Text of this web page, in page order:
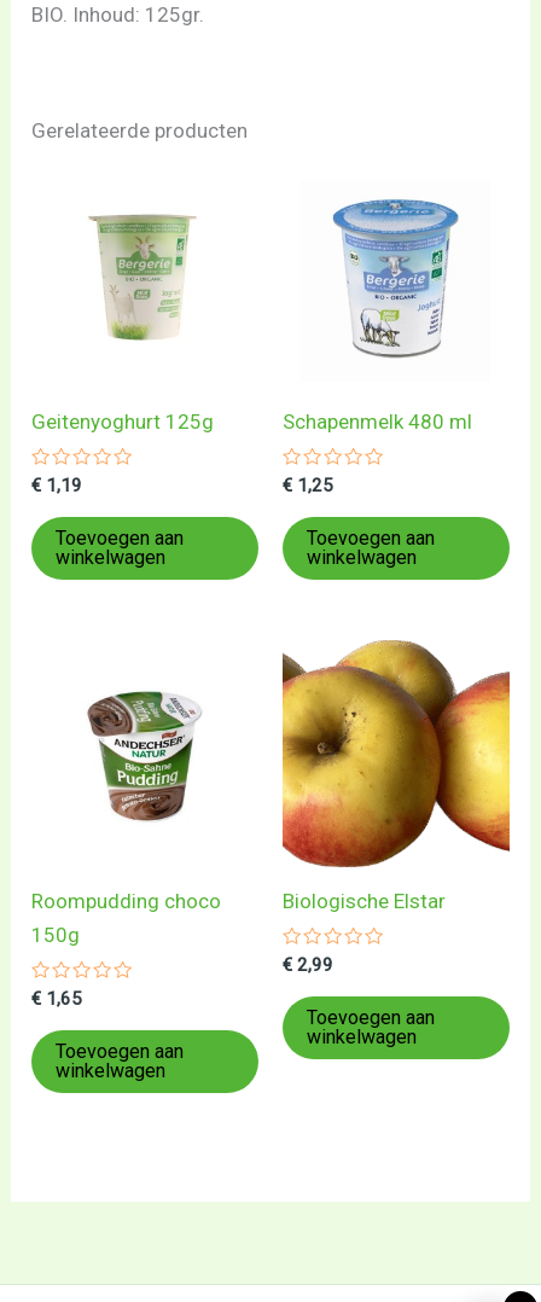
BIO. Inhoud: 125gr.
Gerelateerde producten
Geitenyoghurt 125g
Gewaardeerd
uit
5
€ 1,19
Toevoegen aan
winkelwagen
Schapenmelk 480 ml
Gewaardeerd
uit
5
€ 1,25
Toevoegen aan
winkelwagen
Roompudding choco
150g
Gewaardeerd
uit
5
€ 1,65
Toevoegen aan
winkelwagen
Biologische Elstar
Gewaardeerd
uit
5
€ 2,99
Toevoegen aan
winkelwagen